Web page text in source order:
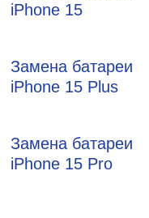
iPhone 15
Замена батареи
iPhone 15 Plus
Замена батареи
iPhone 15 Pro